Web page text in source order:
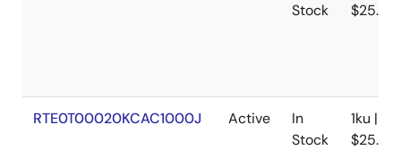
Stock
$25.88
RTE0T00020KCAC1000J Active
In
Stock
1ku |
$25.88